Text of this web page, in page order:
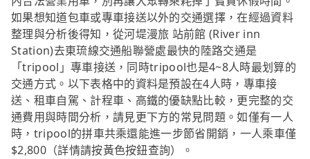
如果想知道包車或專車接送以外的交通選擇，在經過資料
整理與分析後得知，從河堤漫旅 站前館 (River inn
Station)去東琉線交通船聯營處最快的陸路交通是
「tripool」專車接送，同時tripool也是4~8人時最划算的
交通方式。以下表格中的資料是預設在4人時，專車接
送、租車自駕、計程車、高鐵的優缺點比較，更完整的交
通費用與時間分析，請見更下方的常見問題。如僅有一人
時，tripool的拼車共乘還能進一步節省開銷，一人乘車僅
$2,800（詳情請按黃色按鈕查詢）。